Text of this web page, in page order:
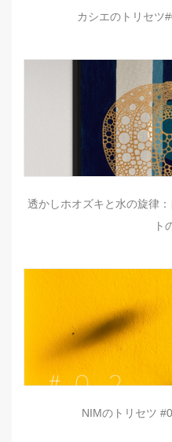
カシエのトリセツ
透かしホオズキと水の旋律
ト
NIMのトリセツ